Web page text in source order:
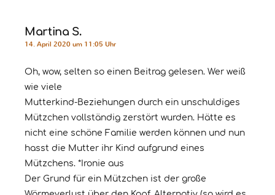
Martina S.
14. April 2020 um 11:05 Uhr
Oh, wow, selten so einen Beitrag gelesen. Wer weiß
wie viele
Mutterkind-Beziehungen durch ein unschuldiges
Mützchen vollständig zerstört wurden. Hätte es
nicht eine schöne Familie werden können und nun
hasst die Mutter ihr Kind aufgrund eines
Mützchens. *Ironie aus
Der Grund für ein Mützchen ist der große